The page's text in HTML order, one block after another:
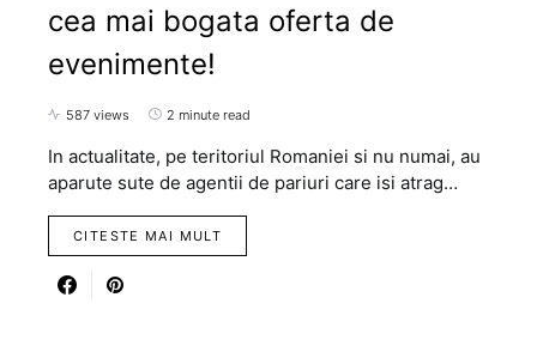
cea mai bogata oferta de
evenimente!
587 views 2 minute read
In actualitate, pe teritoriul Romaniei si nu numai, au
aparute sute de agentii de pariuri care isi atrag…
CITESTE MAI MULT